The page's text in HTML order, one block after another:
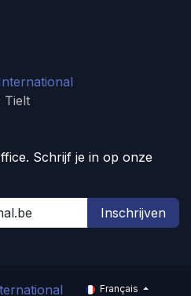
Tielt
Schrijf je in op onze
Inschrijven
Français